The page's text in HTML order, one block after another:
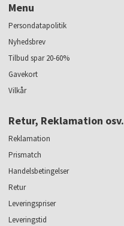
Menu
Persondatapolitik
Nyhedsbrev
Tilbud spar 20-60%
Gavekort
Vilkår
Retur, Reklamation osv.
Reklamation
Prismatch
Handelsbetingelser
Retur
Leveringspriser
Leveringstid